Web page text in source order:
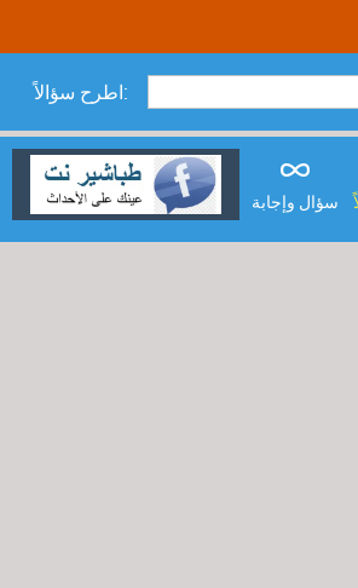
اطرح سؤالاً:
سؤال وإجابة